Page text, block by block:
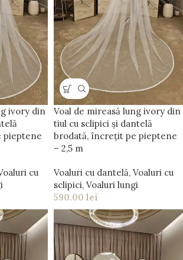
ivory din
pieptene
cu
Voal de mireasă lung ivory din
tiul cu sclipici și dantelă
brodată, încrețit pe pieptene
– 2,5 m
Voaluri cu dantelă, Voaluri cu
sclipici, Voaluri lungi
590.00 lei